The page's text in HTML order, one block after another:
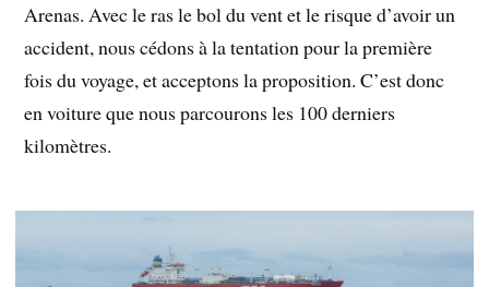
Arenas. Avec le ras le bol du vent et le risque d’avoir un
accident, nous cédons à la tentation pour la première
fois du voyage, et acceptons la proposition. C’est donc
en voiture que nous parcourons les 100 derniers
kilomètres.